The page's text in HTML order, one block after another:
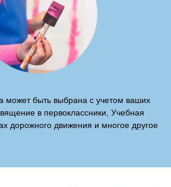
может быть выбрана с учетом ваших
в первоклассники, Учебная
дорожного движения и многое другое